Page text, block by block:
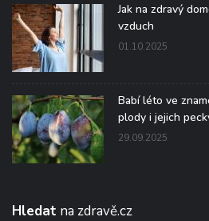
Jak na zdravý
vzduch
01.10.2025
Babí léto ve
plody i jejich
29.09.2025
Hledat na zdravě.cz